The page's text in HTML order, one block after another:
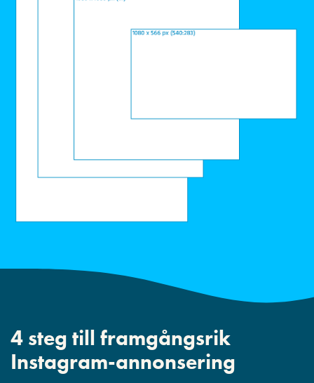
4 steg till framgångsrik
Instagram-annonsering